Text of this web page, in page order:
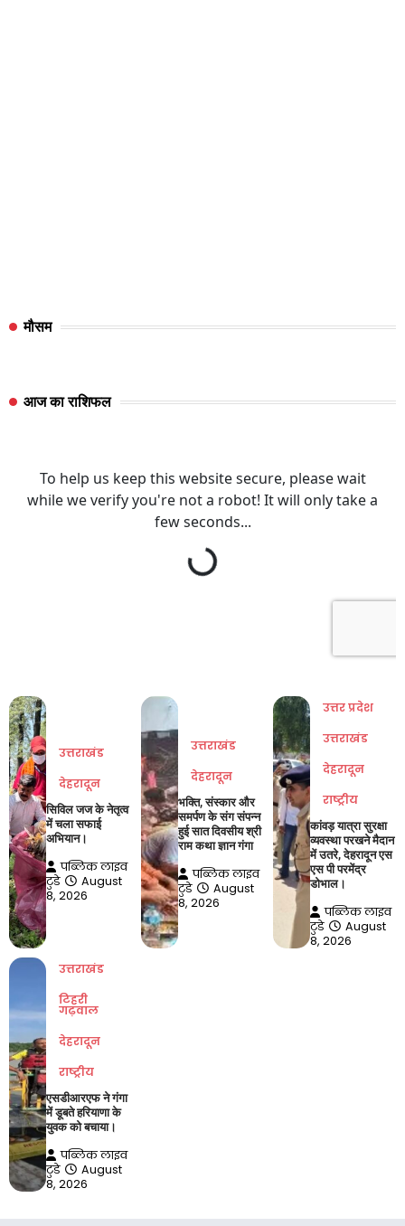
मौसम
आज का राशिफल
उत्तराखंड
देहरादून
सिविल जज के नेतृत्व
में चला सफाई
अभियान।
पब्लिक लाइव
टुडे
August
8, 2026
उत्तराखंड
देहरादून
भक्ति, संस्कार और
समर्पण के संग संपन्न
हुई सात दिवसीय श्री
राम कथा ज्ञान गंगा
पब्लिक लाइव
टुडे
August
8, 2026
उत्तर प्रदेश
उत्तराखंड
देहरादून
राष्ट्रीय
कांवड़ यात्रा सुरक्षा
व्यवस्था परखने मैदान
में उतरे, देहरादून एस
एस पी परमेंद्र
डोभाल।
पब्लिक लाइव
टुडे
August
8, 2026
उत्तराखंड
टिहरी
गढ़वाल
देहरादून
राष्ट्रीय
एसडीआरएफ ने गंगा
में डूबते हरियाणा के
युवक को बचाया।
पब्लिक लाइव
टुडे
August
8, 2026